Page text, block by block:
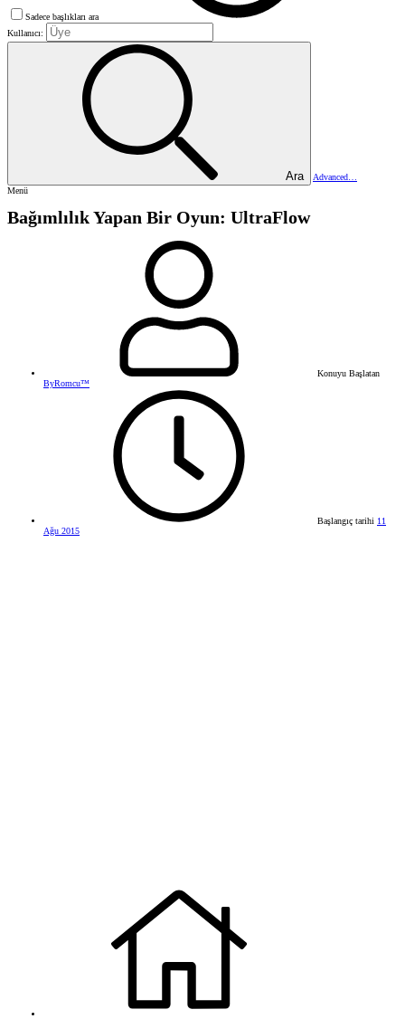
Sadece başlıkları ara
Kullanıcı:
Ara
Advanced…
Menü
Bağımlılık Yapan Bir Oyun: UltraFlow
Konuyu Başlatan
ByRomcu™
Başlangıç tarihi 11
Ağu 2015